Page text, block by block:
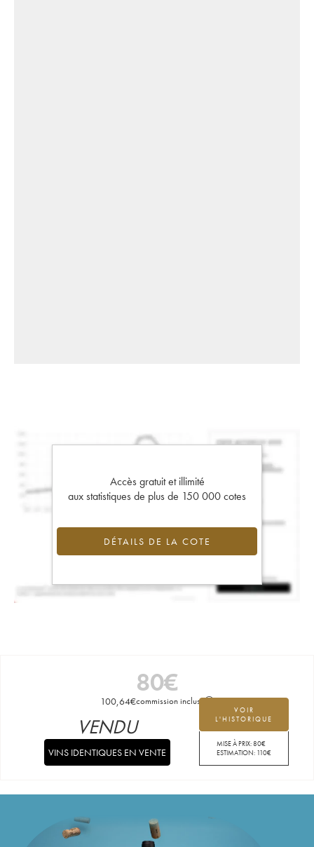
Accès gratuit et illimité
aux statistiques de plus de 150 000 cotes
DÉTAILS DE LA COTE
80€
100,64€commission incluse
VOIR
L'HISTORIQUE
MISE À PRIX:80€
ESTIMATION: 110€
VENDU
VINS IDENTIQUES EN VENTE